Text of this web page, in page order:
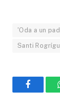
'Oda a un
Santi